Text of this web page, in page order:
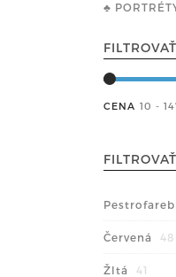
♣
CENA 10 -
Červená 48
Žltá 41